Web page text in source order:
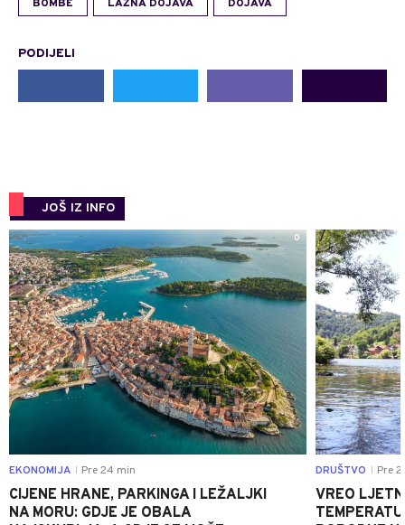
BOMBE LAŽNA DOJAVA DOJAVA
PODIJELI
JOŠ IZ INFO
0
EKONOMIJA Pre 24 min
CIJENE HRANE, PARKINGA I LEŽALJKI
NA MORU: GDJE JE OBALA
DRUŠTVO Pre
VREO